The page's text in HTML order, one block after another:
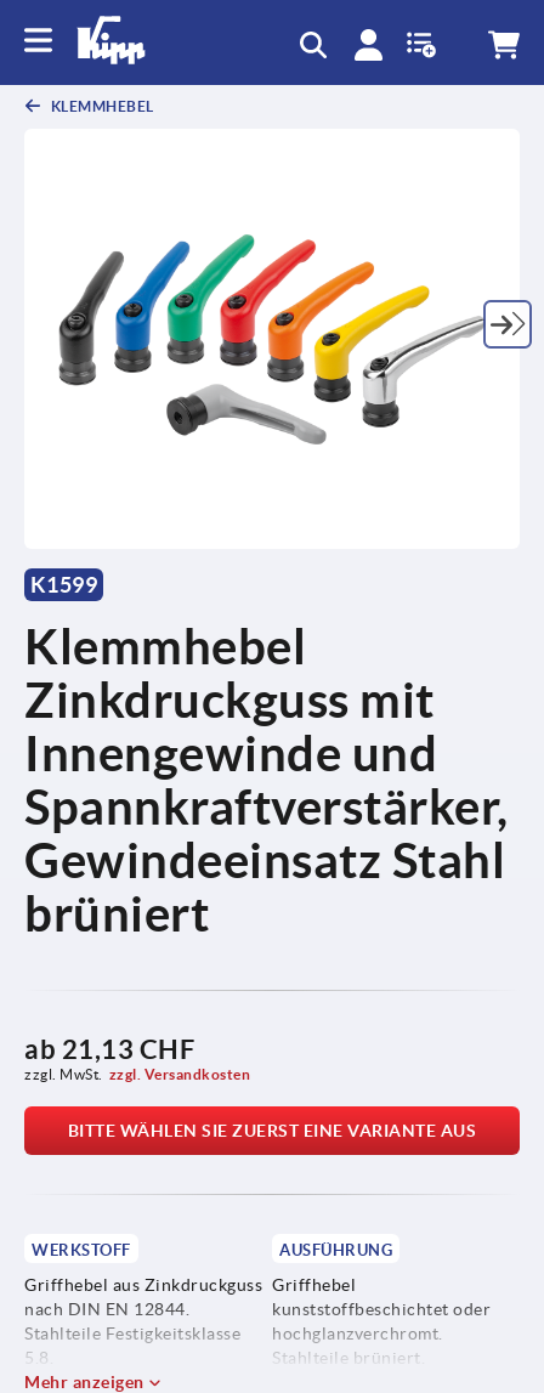
KLEMMHEBEL
K1599
Klemmhebel
Zinkdruckguss mit
Innengewinde und
Spannkraftverstärker,
Gewindeeinsatz Stahl
brüniert
ab 21,13 CHF
zzgl. MwSt. zzgl. Versandkosten
BITTE WÄHLEN SIE ZUERST EINE VARIANTE AUS
WERKSTOFF
Griffhebel aus Zinkdruckguss
nach DIN EN 12844.
Stahlteile Festigkeitsklasse
5.8.
AUSFÜHRUNG
Griffhebel
kunststoffbeschichtet oder
hochglanzverchromt.
Stahlteile brüniert.
Mehr anzeigen